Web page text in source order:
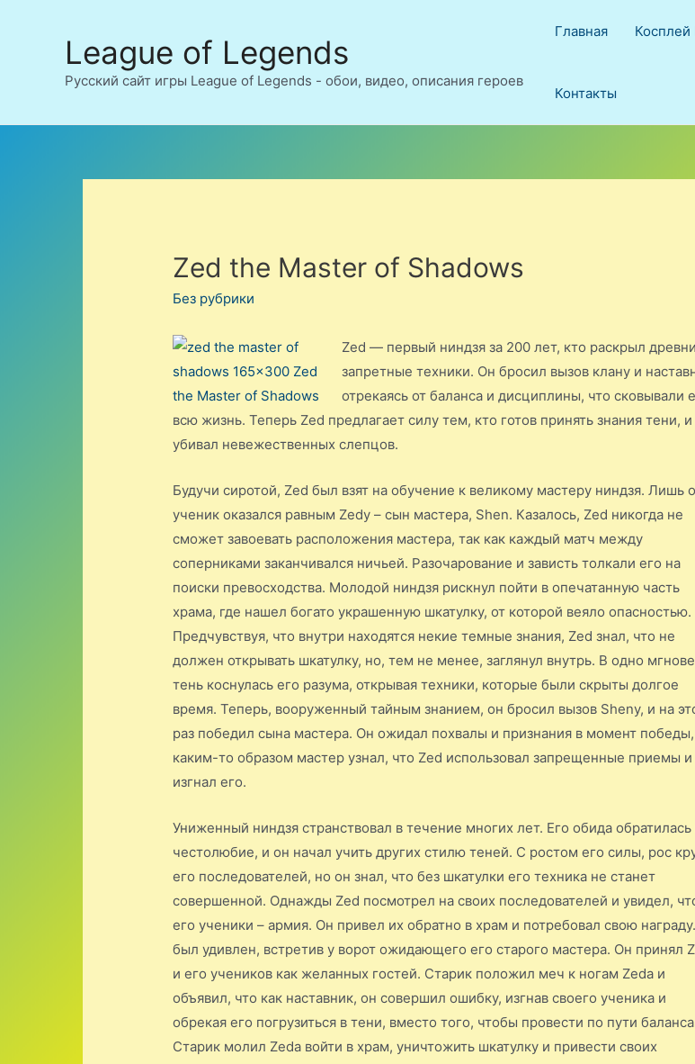
содержимомуLeague of Legends
Русский сайт игры League of Legends - обои, видео, описания героев
Главная Косплей
Контакты
Zed the Master of Shadows
Без рубрики
Zed — первый ниндзя за 200 лет, кто раскрыл
запретные техники. Он бросил вызов клану и
отрекаясь от баланса и дисциплины, что сковывали
всю жизнь. Теперь Zed предлагает силу тем, кто готов принять знания тени, и
убивал невежественных слепцов.
Будучи сиротой, Zed был взят на обучение к великому мастеру ниндзя. Лишь
ученик оказался равным Zedу – сын мастера, Shen. Казалось, Zed никогда не
сможет завоевать расположения мастера, так как каждый матч между
соперниками заканчивался ничьей. Разочарование и зависть толкали его на
поиски превосходства. Молодой ниндзя рискнул пойти в опечатанную часть
храма, где нашел богато украшенную шкатулку, от которой веяло опасностью.
Предчувствуя, что внутри находятся некие темные знания, Zed знал, что не
должен открывать шкатулку, но, тем не менее, заглянул внутрь. В одно
тень коснулась его разума, открывая техники, которые были скрыты долгое
время. Теперь, вооруженный тайным знанием, он бросил вызов Shenу, и на
раз победил сына мастера. Он ожидал похвалы и признания в момент
каким-то образом мастер узнал, что Zed использовал запрещенные приемы и
изгнал его.
Униженный ниндзя странствовал в течение многих лет. Его обида обратилась
честолюбие, и он начал учить других стилю теней. С ростом его силы, рос
его последователей, но он знал, что без шкатулки его техника не станет
совершенной. Однажды Zed посмотрел на своих последователей и увидел,
его ученики – армия. Он привел их обратно в храм и потребовал свою
был удивлен, встретив у ворот ожидающего его старого мастера. Он принял
и его учеников как желанных гостей. Старик положил меч к ногам Zedа и
объявил, что как наставник, он совершил ошибку, изгнав своего ученика и
обрекая его погрузиться в тени, вместо того, чтобы провести по пути
Старик молил Zedа войти в храм, уничтожить шкатулку и привести своих